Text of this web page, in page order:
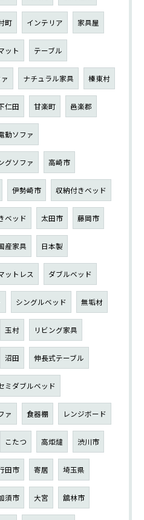
町 インテリア 家具屋
ット テーブル
ナチュラル家具 榛東村
仁田 甘楽町 邑楽郡
動ソファ
グソファ 高崎市
伊勢崎市 収納付きベッド
ベッド 太田市 藤岡市
産家具 日本製
ットレス ダブルベッド
シングルベッド 無垢材
玉村 リビング家具
沼田 伸長式テーブル
ミダブルベッド
ァ 食器棚 レンジボード
こたつ 高炬燵 渋川市
田市 寄居 埼玉県
須市 大宮 舘林市